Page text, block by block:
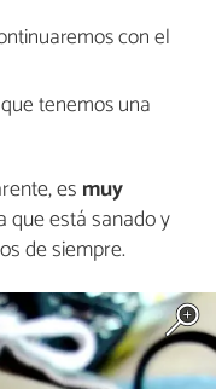
con el
tenemos una
es muy
que está sanado y
de siempre.